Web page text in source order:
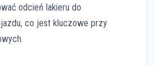
odcień lakieru do
co jest kluczowe przy